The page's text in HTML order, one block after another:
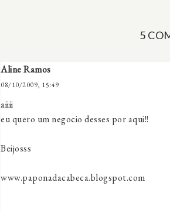
5
Aline Ramos
08/10/2009, 15:49
aiiii
eu quero um negocio desses por aqui!!
Beijosss
www.paponadacabeca.blogspot.com